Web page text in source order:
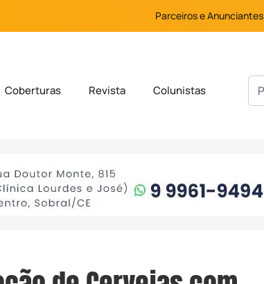
Parceiros e Anunciantes
Coberturas Revista Colunistas